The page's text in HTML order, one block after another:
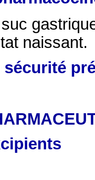
naissant.
sécurité